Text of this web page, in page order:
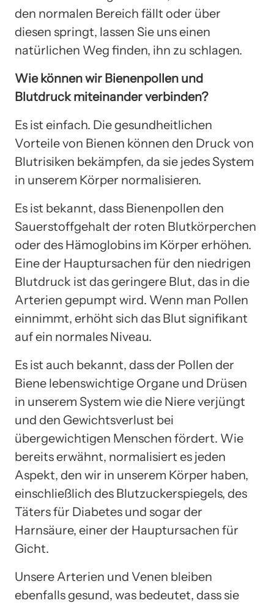
den normalen Bereich fällt oder über
diesen springt, lassen Sie uns einen
natürlichen Weg finden, ihn zu schlagen.
Wie können wir Bienenpollen und
Blutdruck miteinander verbinden?
Es ist einfach. Die gesundheitlichen
Vorteile von Bienen können den Druck von
Blutrisiken bekämpfen, da sie jedes System
in unserem Körper normalisieren.
Es ist bekannt, dass Bienenpollen den
Sauerstoffgehalt der roten Blutkörperchen
oder des Hämoglobins im Körper erhöhen.
Eine der Hauptursachen für den niedrigen
Blutdruck ist das geringere Blut, das in die
Arterien gepumpt wird. Wenn man Pollen
einnimmt, erhöht sich das Blut signifikant
auf ein normales Niveau.
Es ist auch bekannt, dass der Pollen der
Biene lebenswichtige Organe und Drüsen
in unserem System wie die Niere verjüngt
und den Gewichtsverlust bei
übergewichtigen Menschen fördert. Wie
bereits erwähnt, normalisiert es jeden
Aspekt, den wir in unserem Körper haben,
einschließlich des Blutzuckerspiegels, des
Täters für Diabetes und sogar der
Harnsäure, einer der Hauptursachen für
Gicht.
Unsere Arterien und Venen bleiben
ebenfalls gesund, was bedeutet, dass sie